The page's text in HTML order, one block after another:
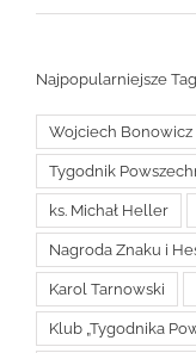
Najpopularniejsze
Wojciech Bonowicz
Tygodnik
ks. Michał Heller
Nagroda Znaku i
Karol Tarnowski
Klub „Tygodnika